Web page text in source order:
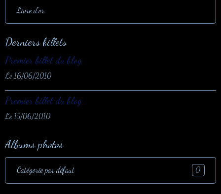
Livre d'or
Derniers billets
Premier billet du blog
Le 16/06/2010
Premier billet du blog
Le 15/06/2010
Albums photos
Catégorie par défaut 0